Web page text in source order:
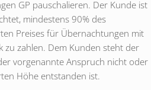
GP pauschalieren. Der Kunde ist
mindestens 90% des
Preises für Übernachtungen mit
zu zahlen. Dem Kunden steht der
vorgenannte Anspruch nicht oder
Höhe entstanden ist.